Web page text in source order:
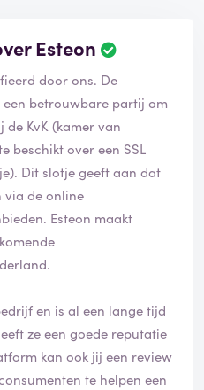
Esteon
door ons. De
betrouwbare partij om
de KvK (kamer van
beschikt over een SSL
Dit slotje geeft aan dat
via de online
Esteon maakt
en is al een lange tijd
ze een goede reputatie
kan ook jij een review
te helpen een